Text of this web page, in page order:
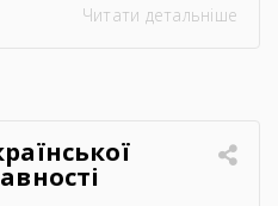
Читати детальніше